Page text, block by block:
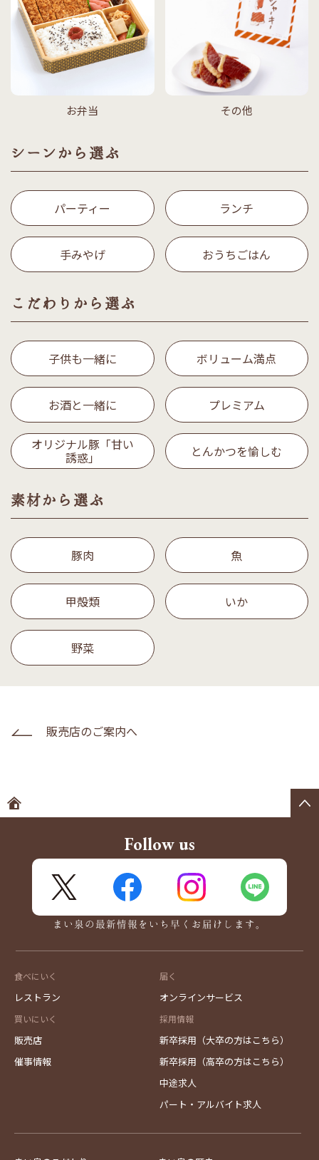
お弁当 その他
シーンから選ぶ
パーティー ランチ
手みやげ おうちごはん
こだわりから選ぶ
子供も一緒に ボリューム満点
お酒と一緒に プレミアム
オリジナル豚「甘い
誘惑」 とんかつを愉しむ
素材から選ぶ
豚肉 魚
甲殻類 いか
野菜
販売店のご案内へ
Follow us
FaceBook Instagram
まい泉の最新情報をいち早くお届けします。
食べにいく
レストラン
買いにいく
販売店
催事情報
届く
オンラインサービス
採用情報
新卒採用（大卒の方はこちら）
新卒採用（高卒の方はこちら）
中途求人
パート・アルバイト求人